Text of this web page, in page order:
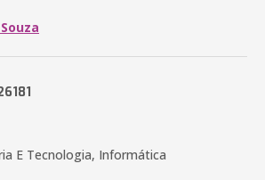
E Tecnologia, Informática